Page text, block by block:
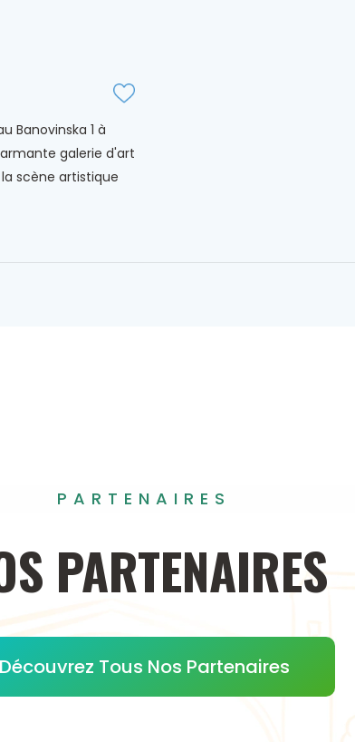
Banovinska 1 à
galerie d'art
scène artistique
PARTENAIRES
PARTENAIRES
Découvrez Tous Nos Partenaires